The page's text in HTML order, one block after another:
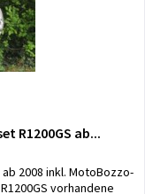
R1200GS ab...
2008 inkl. MotoBozzo-
vorhandene